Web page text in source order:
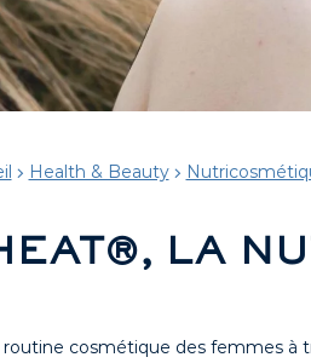
Health & Beauty
LA
cosmétique des femmes